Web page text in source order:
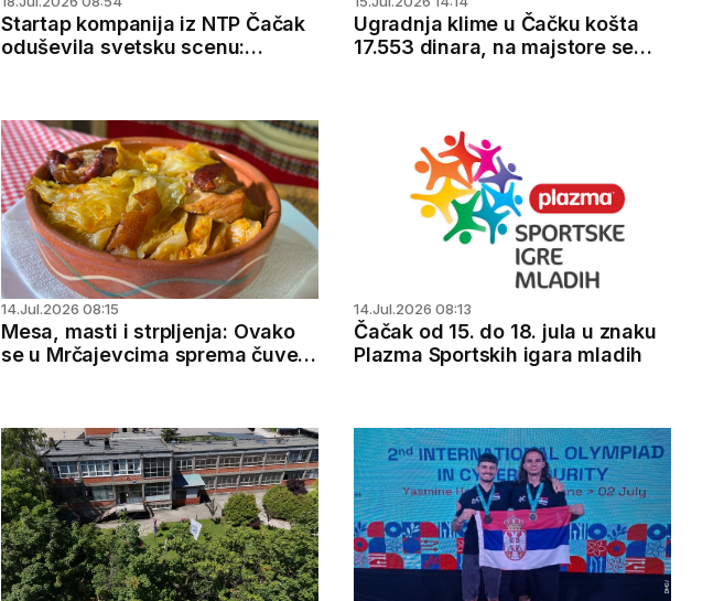
Startap kompanija iz NTP Čačak
oduševila svetsku scenu:
Ugradnja klime u Čačku košta
17.553 dinara, na majstore se
14.Jul.2026 08:15
Mesa, masti i strpljenja: Ovako
se u Mrčajevcima sprema čuveni
14.Jul.2026 08:13
Čačak od 15. do 18. jula u znaku
Plazma Sportskih igara mladih